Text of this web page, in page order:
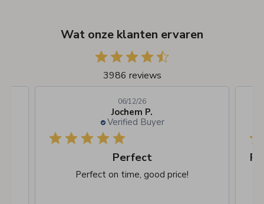
Wat onze klanten ervaren
3986 reviews
Jochem P.
Verified Buyer
06/12/26
Perfect
Perfect on time, good price!